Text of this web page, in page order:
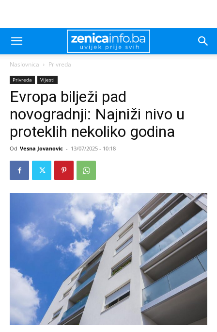
Naslovnica Privreda
Privreda Vijesti
Evropa bilježi pad
novogradnji: Najniži nivo u
proteklih nekoliko godina
Od Vesna Jovanovic - 13/07/2025 - 10:18